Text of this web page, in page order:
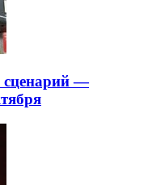
сценарий —